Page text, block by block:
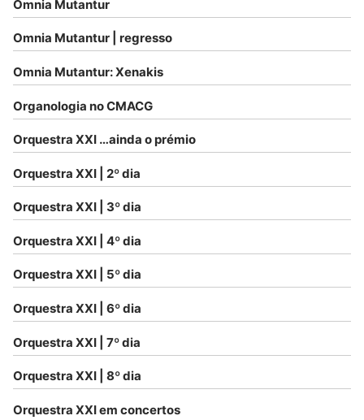
Omnia Mutantur
Omnia Mutantur | regresso
Omnia Mutantur: Xenakis
Organologia no CMACG
Orquestra XXI …ainda o prémio
Orquestra XXI | 2º dia
Orquestra XXI | 3º dia
Orquestra XXI | 4º dia
Orquestra XXI | 5º dia
Orquestra XXI | 6º dia
Orquestra XXI | 7º dia
Orquestra XXI | 8º dia
Orquestra XXI em concertos